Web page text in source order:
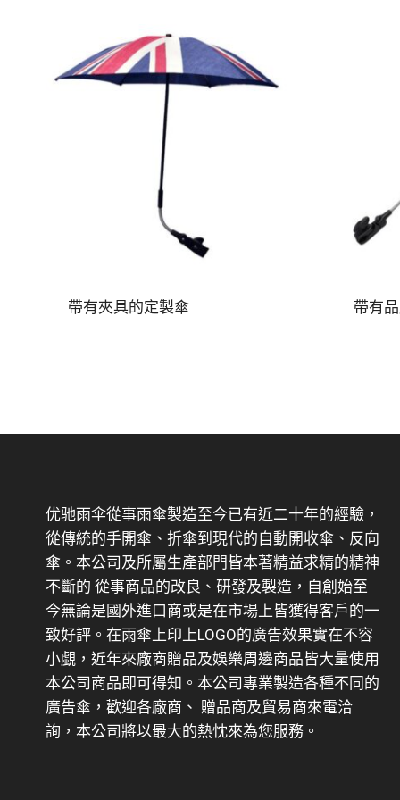
帶有夾具的定製傘 帶有
优驰雨伞從事雨傘製造至今已有近二十年的經驗，
從傳統的手開傘、折傘到現代的自動開收傘、反向
傘。本公司及所屬生產部門皆本著精益求精的精神
不斷的 從事商品的改良、研發及製造，自創始至
今無論是國外進口商或是在市場上皆獲得客戶的一
致好評。在雨傘上印上LOGO的廣告效果實在不容
小覷，近年來廠商贈品及娛樂周邊商品皆大量使用
本公司商品即可得知。本公司專業製造各種不同的
廣告傘，歡迎各廠商、 贈品商及貿易商來電洽
詢，本公司將以最大的熱忱來為您服務。